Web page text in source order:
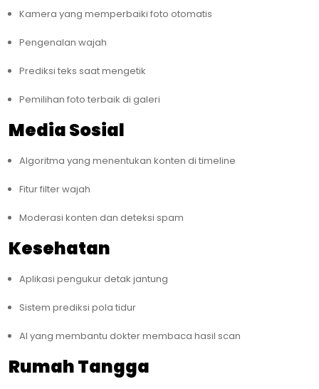
Kamera yang memperbaiki foto otomatis
Pengenalan wajah
Prediksi teks saat mengetik
Pemilihan foto terbaik di galeri
Media Sosial
Algoritma yang menentukan konten di timeline
Fitur filter wajah
Moderasi konten dan deteksi spam
Kesehatan
Aplikasi pengukur detak jantung
Sistem prediksi pola tidur
AI yang membantu dokter membaca hasil scan
Rumah Tangga